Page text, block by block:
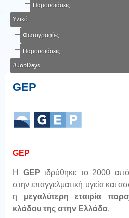
Παρουσιάσεις
Υλικό
Φωτογραφίες
Παρουσιάσεις
#JobDays
GEP
GEP
Η GEP ιδρύθηκε το 2000 από
στην επαγγελματική υγεία και
η μεγαλύτερη εταιρία
κλάδου της στην Ελλάδα.